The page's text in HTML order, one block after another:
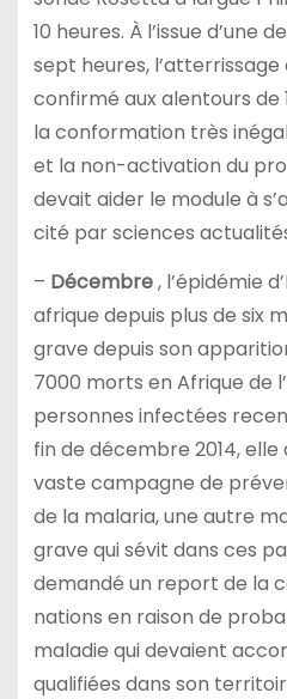
10 heures. À l’issue d’une
sept heures,
confirmé aux alentours de
la conformation très
et la non-activation du
devait aider le module à
cité par sciences
– Décembre, l’épidémie
afrique depuis plus de six
grave depuis son
7000 morts en Afrique de
personnes infectées
fin de décembre 2014,
vaste campagne de
de la malaria, une autre
grave qui sévit dans ces
demandé un report de la
nations en raison de
maladie qui devaient
qualifiées dans son